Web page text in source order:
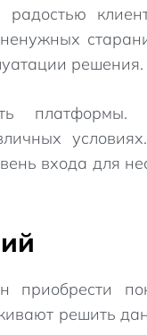
решения.
входа для
решить